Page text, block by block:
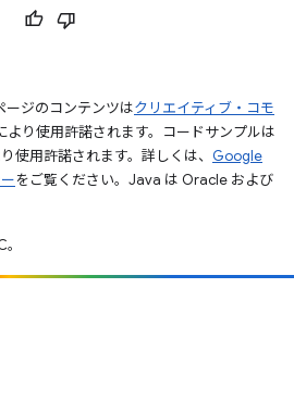
ージのコンテンツはクリエイティブ・コモ
より使用許諾されます。コードサンプルは
使用許諾されます。詳しくは、 Google
をご覧ください。Java は Oracle および